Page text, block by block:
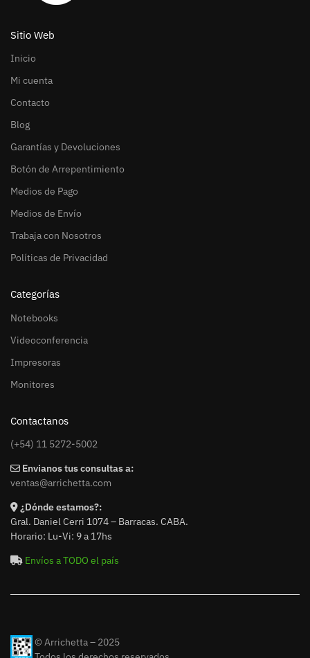
Sitio Web
Inicio
Mi cuenta
Contacto
Blog
Garantías y Devoluciones
Botón de Arrepentimiento
Medios de Pago
Medios de Envío
Trabaja con Nosotros
Políticas de Privacidad
Categorías
Notebooks
Videoconferencia
Impresoras
Monitores
Contactanos
(+54) 11 5272-5002
Envianos tus consultas a:
ventas@arrichetta.com
¿Dónde estamos?:
Gral. Daniel Cerri 1074 – Barracas. CABA.
Horario: Lu-Vi: 9 a 17hs
Envíos a TODO el país
© Arrichetta – 2025